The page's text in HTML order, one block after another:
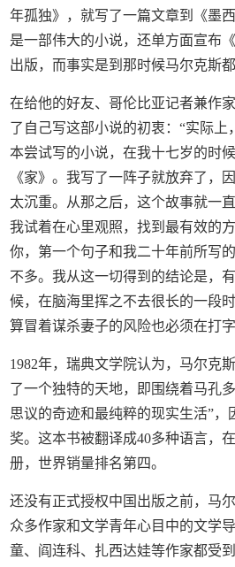
年孤独》，就写了一篇文章到《墨
是一部伟大的小说，还单方面宣布
出版，而事实是到那时候马尔克斯
在给他的好友、哥伦比亚记者兼作
了自己写这部小说的初衷：“实际上
本尝试写的小说，在我十七岁的时
《家》。我写了一阵子就放弃了，
太沉重。从那之后，这个故事就一
我试着在心里观照，找到最有效的
你，第一个句子和我二十年前所写
不多。我从这一切得到的结论是，
候，在脑海里挥之不去很长的一段
算冒着谋杀妻子的风险也必须在打
1982年，瑞典文学院认为，马尔克
了一个独特的天地，即围绕着马孔
思议的奇迹和最纯粹的现实生活”，
奖。这本书被翻译成40多种语言，
册，世界销量排名第四。
还没有正式授权中国出版之前，马
众多作家和文学青年心目中的文学
童、阎连科、扎西达娃等作家都受